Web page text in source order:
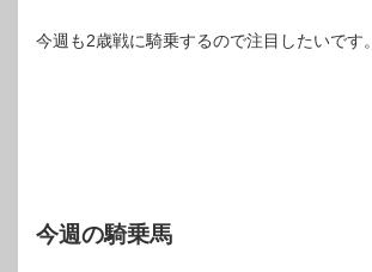
今週も2歳戦に騎乗するので注目したいです。
今週の騎乗馬